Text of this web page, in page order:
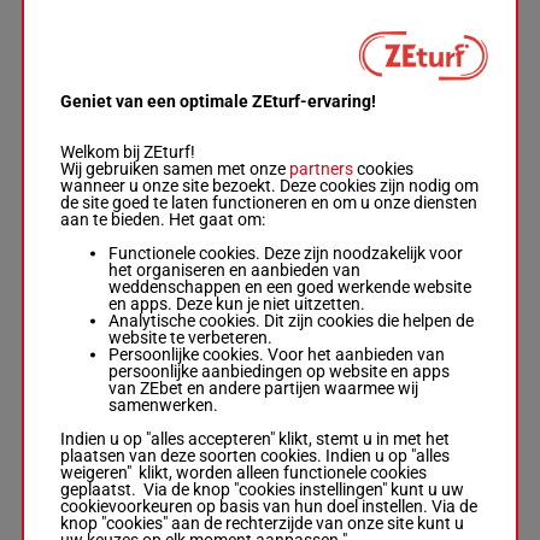
Van Den
Putte Jr J.-
Corty
Celestine
R/12 -
-
€ 308.860
2a 5a 6a 6a
(24) Da 2a
3a Da 1a 4a
R/12 2865m1'11"6
2a 5a 6a
6a (24)
Da 1a 4a
2a Da
GREAT OF
Verbeeck J.
Grift H.
R/10 -
2865m-
1'11"6-
R/102865m1'11"6
€ 318.415
2a Da 9a
4a 0a 4a
(24) Da
0a 6a 6a
Geniet van een optimale ZEturf-ervaring!
Welkom bij ZEturf!
Wij gebruiken samen met onze partnerscookies
wanneer u onze site bezoekt. Deze cookies zijn nodig om
de site goed te laten functioneren en om u onze diensten
aan te bieden. Het gaat om:
Functionele cookies. Deze zijn noodzakelijk voor
het organiseren en aanbieden van
weddenschappen en een goed werkende website
en apps. Deze kun je niet uitzetten.
Analytische cookies. Dit zijn cookies die helpen de
website te verbeteren.
Persoonlijke cookies. Voor het aanbieden van
persoonlijke aanbiedingen op website en apps
van ZEbet en andere partijen waarmee wij
samenwerken.
Indien u op "alles accepteren" klikt, stemt u in met het
plaatsen van deze soorten cookies. Indien u op "alles
weigeren" klikt, worden alleen functionele cookies
geplaatst. Via de knop "cookies instellingen" kunt u uw
cookievoorkeuren op basis van hun doel instellen. Via de
knop "cookies" aan de rechterzijde van onze site kunt u